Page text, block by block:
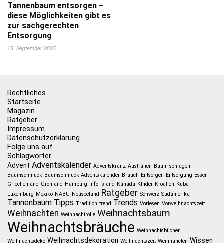
Tannenbaum entsorgen –
diese Möglichkeiten gibt es
zur sachgerechten
Entsorgung
15. September 2025
Rechtliches
Startseite
Magazin
Ratgeber
Impressum
Datenschutzerklärung
Folge uns auf
Schlagwörter
Advent Adventskalender Adventskranz Australien Baum schlagen
Baumschmuck Baumschmuck-Adventskalender Brauch Entsorgen Entsorgung Essen
Griechenland Grönland Hamburg Info Island Kanada KInder Kroatien Kuba
Luxemburg Mexiko NABU Neuseeland Ratgeber Schweiz Südamerika
Tannenbaum Tipps Tradition trend Trends Vorlesen Vorweihnachtszeit
Weihnachten Weihnachtrolle Weihnachtsbaum
Weihnachtsbräuche Weihnachtsbücher
Weihnachtsdeko Weihnachtsdekoration Weihnachtszeit Weihnahcten Wissen